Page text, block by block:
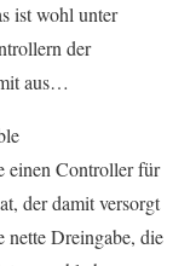
ist wohl unter
der
aus…
einen Controller für
der damit versorgt
nette Dreingabe, die